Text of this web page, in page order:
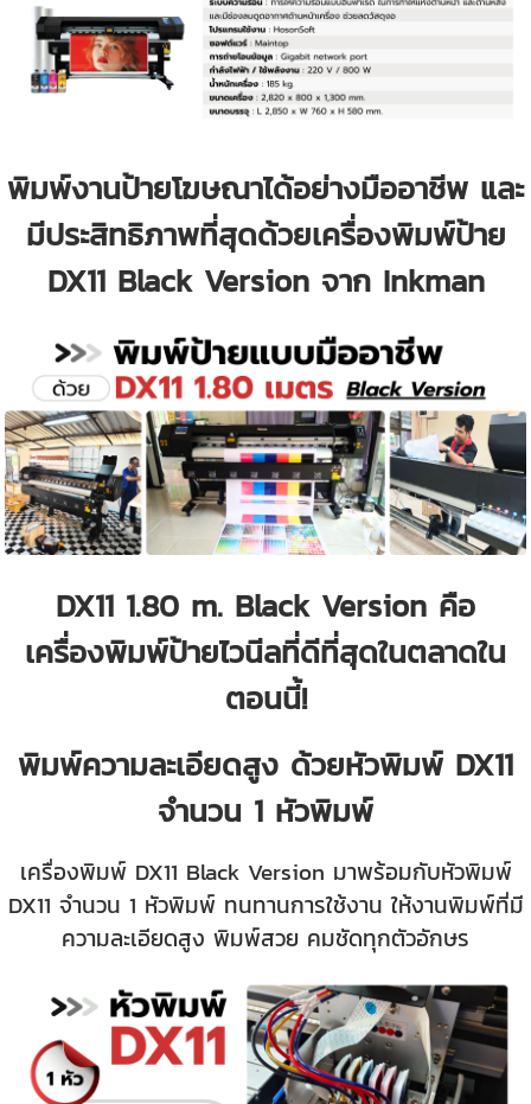
พิมพ์งานป้ายโฆษณาได้อย่างมืออาชีพ และ
มีประสิทธิภาพที่สุดด้วยเครื่องพิมพ์ป้าย
DX11 Black Version จาก Inkman
DX11 1.80 m. Black Version คือ
เครื่องพิมพ์ป้ายไวนีลที่ดีที่สุดในตลาดใน
ตอนนี้!
พิมพ์ความละเอียดสูง ด้วยหัวพิมพ์ DX11
จำนวน 1 หัวพิมพ์
เครื่องพิมพ์ DX11 Black Version มาพร้อมกับหัวพิมพ์
DX11 จำนวน 1 หัวพิมพ์ ทนทานการใช้งาน ให้งานพิมพ์ที่มี
ความละเอียดสูง พิมพ์สวย คมชัดทุกตัวอักษร